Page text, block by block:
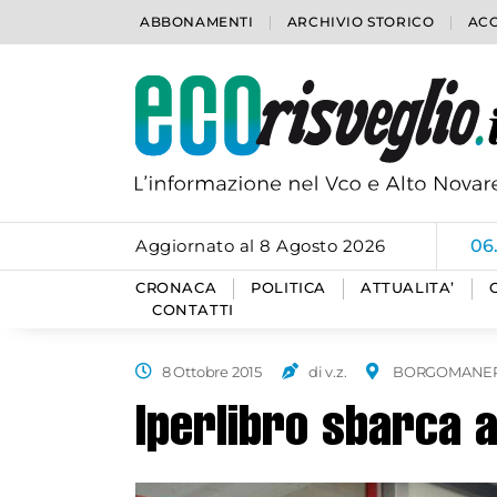
ABBONAMENTI ARCHIVIO STORICO
Aggiornato al 8 Agosto 2026
CRONACA POLITICA ATTUALITA’
CONTATTI
8 Ottobre 2015 di v.z.
Iperlibro sbarca